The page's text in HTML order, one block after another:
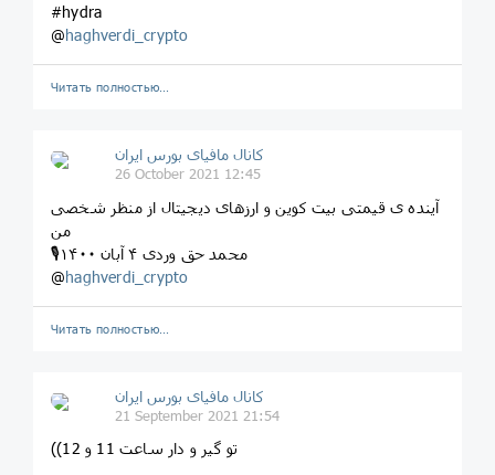
#hydra
@haghverdi_crypto
Читать полностью…
کانال مافیای بورس ایران
26 October 2021 12:45
آینده ی قیمتی بیت کوین و ارزهای دیجیتال از منظر شخصی
من
🎙محمد حق وردی ۴ آبان ۱۴۰۰
@haghverdi_crypto
Читать полностью…
کانال مافیای بورس ایران
21 September 2021 21:54
((تو گیر و دار ساعت 11 و 12